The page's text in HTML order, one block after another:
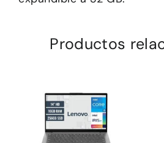
Productos